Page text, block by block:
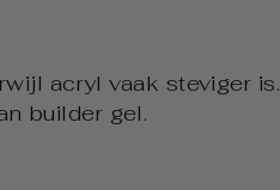
acryl vaak steviger is.
builder gel.